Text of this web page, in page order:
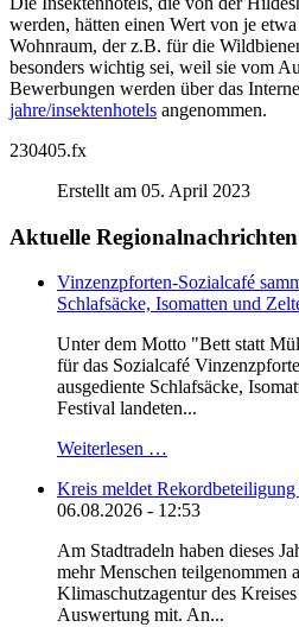
werden, hätten einen Wert von je
Wohnraum, der z.B. für die
besonders wichtig sei, weil sie vom
Bewerbungen werden über das
jahre/insektenhotels angenommen.
230405.fx
Erstellt am 05. April 2023
Aktuelle Regionalnachrichten
Vinzenzpforten-Sozialcafé
Schlafsäcke, Isomatten und
Unter dem Motto "Bett statt
für das Sozialcafé
ausgediente Schlafsäcke,
Festival landeten...
Weiterlesen …
Kreis meldet Rekordbeteiligung
06.08.2026 - 12:53
Am Stadtradeln haben dieses
mehr Menschen teilgenommen
Klimaschutzagentur des
Auswertung mit. An...